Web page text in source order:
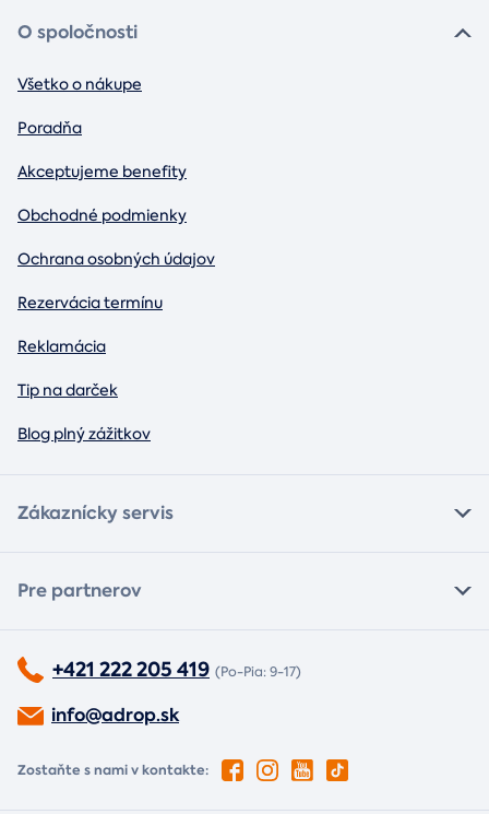
O spoločnosti
Všetko o nákupe
Poradňa
Akceptujeme benefity
Obchodné podmienky
Ochrana osobných údajov
Rezervácia termínu
Reklamácia
Tip na darček
Blog plný zážitkov
Zákaznícky servis
Pre partnerov
+421 222 205 419 (Po-Pia: 9-17)
info@adrop.sk
Zostaňte s nami v kontakte: